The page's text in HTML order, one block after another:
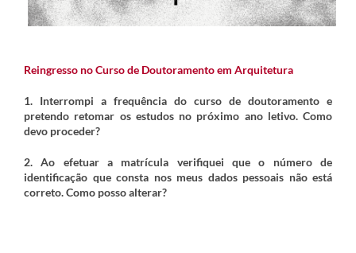
Reingresso no Curso de Doutoramento em Arquitetura
1. Interrompi a frequência do curso de doutoramento e
pretendo retomar os estudos no próximo ano letivo. Como
devo proceder?
2. Ao efetuar a matrícula verifiquei que o número de
identificação que consta nos meus dados pessoais não está
correto. Como posso alterar?